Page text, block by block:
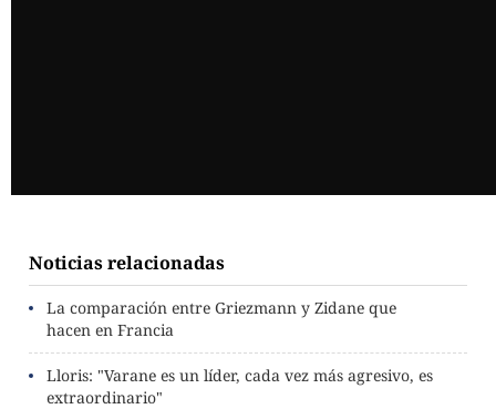
Noticias relacionadas
La comparación entre Griezmann y Zidane que
hacen en Francia
Lloris: "Varane es un líder, cada vez más agresivo, es
extraordinario"